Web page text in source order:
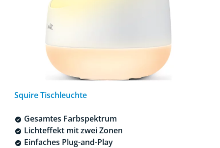
Squire Tischleuchte
Gesamtes Farbspektrum
Lichteffekt mit zwei Zonen
Einfaches Plug-and-Play